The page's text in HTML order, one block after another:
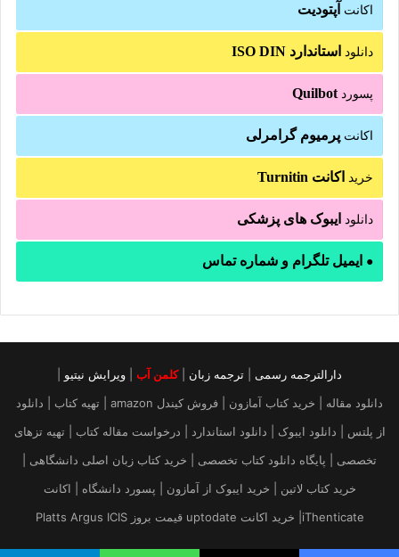
اکانت آپتودیت
دانلود استاندارد ISO DIN
پسورد Quilbot
اکانت پرمیوم گرامرلی
خرید اکانت Turnitin
دانلود ایبوک های پزشکی
● ایمیل تلگرام و شماره تماس
دارالترجمه رسمی ترجمه زبان |کلمن آب ویرایش نیتیو
دانلود مقاله | خرید کتاب آمازون | فروش کیندل amazon | تهیه کتاب | دانلود
از پلتس | دانلود ایبوک | دانلود استاندارد | درخواست مقاله کتاب | تهیه تزهای
تخصصی | پایگاه دانلود کتاب تخصصی | خرید کتاب زبان اصلی دانشگاهی |
خرید کتاب لاتین | خرید ایبوک از آمازون | پسورد دانشگاه | اکانت
iThenticate| خريد اكانت uptodate قیمت بروز Platts Argus ICIS